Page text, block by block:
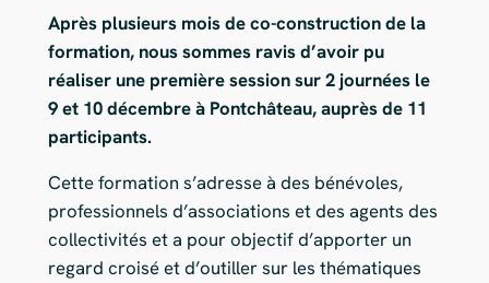
Après plusieurs mois de co-construction de la
formation, nous sommes ravis d’avoir pu
réaliser une première session sur 2 journées le
9 et 10 décembre à Pontchâteau, auprès de 11
participants.
Cette formation s’adresse à des bénévoles,
professionnels d’associations et des agents des
collectivités et a pour objectif d’apporter un
regard croisé et d’outiller sur les thématiques